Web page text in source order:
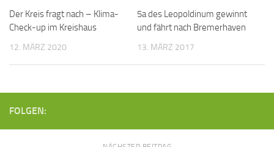
Der Kreis fragt nach – Klima-
Check-up im Kreishaus
12. MÄRZ 2020
5a des Leopoldinum gewinnt
und fährt nach Bremerhaven
13. MÄRZ 2017
FOLGEN: